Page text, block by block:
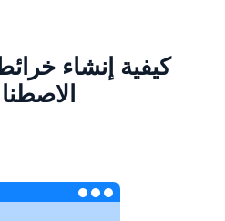
كيفية إنشاء